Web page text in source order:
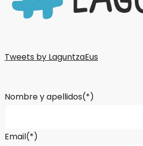
Tweets by LaguntzaEus
Nombre y apellidos(*)
Email(*)